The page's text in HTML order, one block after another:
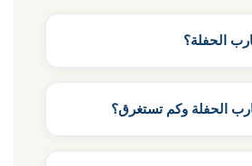
الحفلة؟
الحفلة وكم تستغرق؟